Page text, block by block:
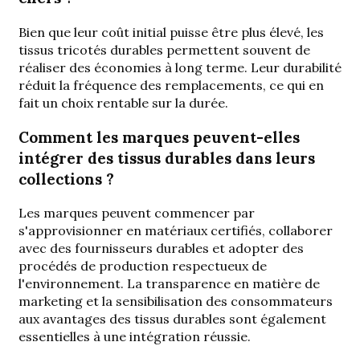
Bien que leur coût initial puisse être plus élevé, les
tissus tricotés durables permettent souvent de
réaliser des économies à long terme. Leur durabilité
réduit la fréquence des remplacements, ce qui en
fait un choix rentable sur la durée.
Comment les marques peuvent-elles
intégrer des tissus durables dans leurs
collections ?
Les marques peuvent commencer par
s'approvisionner en matériaux certifiés, collaborer
avec des fournisseurs durables et adopter des
procédés de production respectueux de
l'environnement. La transparence en matière de
marketing et la sensibilisation des consommateurs
aux avantages des tissus durables sont également
essentielles à une intégration réussie.